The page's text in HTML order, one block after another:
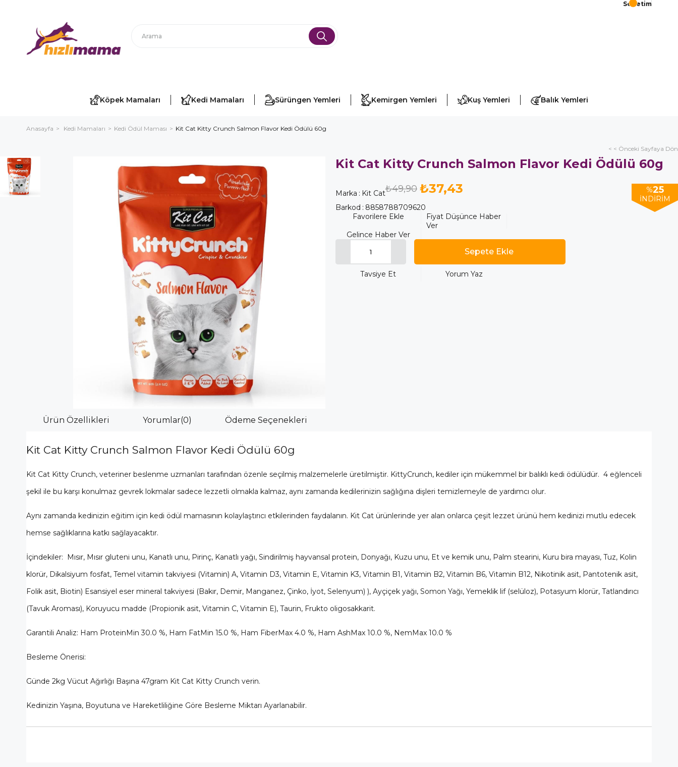
Sepetim
Köpek Mamaları Kedi Mamaları Sürüngen Yemleri Kemirgen Yemleri Kuş Yemleri Balık Yemleri
Anasayfa Kedi Mamaları Kedi Ödül Maması Kit Cat Kitty Crunch Salmon Flavor Kedi Ödülü 60g
< < Önceki Sayfaya Dön
Kit Cat Kitty Crunch Salmon Flavor Kedi Ödülü 60g
Marka : Kit Cat %25
İNDIRIM
₺49,90 ₺37,43
Barkod : 8858788709620
Favorilere Ekle
Fiyat Düşünce Haber
Ver
Gelince Haber Ver
Tavsiye Et Yorum Yaz
Ürün Özellikleri Yorumlar(0) Ödeme Seçenekleri
Kit Cat Kitty Crunch Salmon Flavor Kedi Ödülü 60g
Kit Cat Kitty Crunch, veteriner beslenme uzmanları tarafından özenle seçilmiş malzemelerle üretilmiştir. KittyCrunch, kediler için mükemmel bir balıklı kedi ödülüdür. 4 eğlenceli
şekil ile bu karşı konulmaz gevrek lokmalar sadece lezzetli olmakla kalmaz, aynı zamanda kedilerinizin sağlığına dişleri temizlemeyle de yardımcı olur.
Aynı zamanda kedinizin eğitim için kedi ödül mamasının kolaylaştırıcı etkilerinden faydalanın. Kit Cat ürünlerinde yer alan onlarca çeşit lezzet ürünü hem kedinizi mutlu edecek
hemse sağlıklarına katkı sağlayacaktır.
İçindekiler: Mısır, Mısır gluteni unu, Kanatlı unu, Pirinç, Kanatlı yağı, Sindirilmiş hayvansal protein, Donyağı, Kuzu unu, Et ve kemik unu, Palm stearini, Kuru bira mayası, Tuz, Kolin
klorür, Dikalsiyum fosfat, Temel vitamin takviyesi (Vitamin) A, Vitamin D3, Vitamin E, Vitamin K3, Vitamin B1, Vitamin B2, Vitamin B6, Vitamin B12, Nikotinik asit, Pantotenik asit,
Folik asit, Biotin) Esansiyel eser mineral takviyesi (Bakır, Demir, Manganez, Çinko, İyot, Selenyum) ), Ayçiçek yağı, Somon Yağı, Yemeklik lif (selüloz), Potasyum klorür, Tatlandırıcı
(Tavuk Aroması), Koruyucu madde (Propionik asit, Vitamin C, Vitamin E), Taurin, Frukto oligosakkarit.
Garantili Analiz: Ham ProteinMin 30.0 %, Ham FatMin 15.0 %, Ham FiberMax 4.0 %, Ham AshMax 10.0 %, NemMax 10.0 %
Besleme Önerisi:
Günde 2kg Vücut Ağırlığı Başına 47gram Kit Cat Kitty Crunch verin.
Kedinizin Yaşına, Boyutuna ve Hareketliliğine Göre Besleme Miktarı Ayarlanabilir.